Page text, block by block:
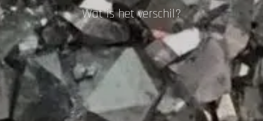
Wat is het verschil?